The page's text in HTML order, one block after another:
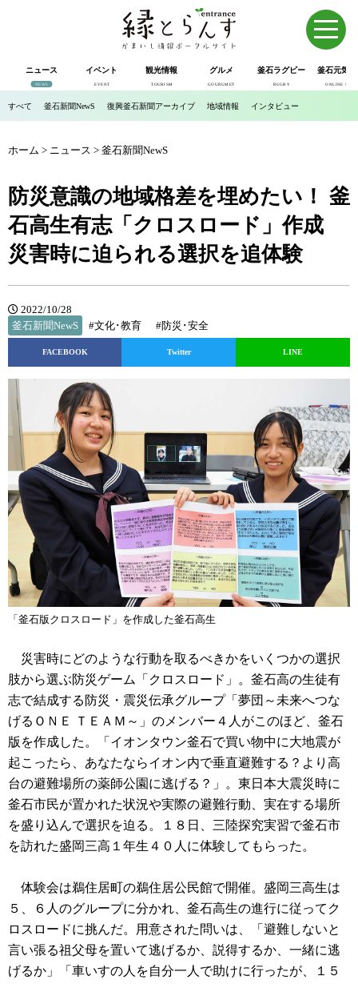
ニュース
NEWS
イベント
EVENT
観光情報
TOURISM
グルメ
GOURUMET
釜石ラグビー
RUGBY
釜石元気
ONLINE SHOP
すべて 釜石新聞NewS 復興釜石新聞アーカイブ 地域情報 インタビュー
ホーム > ニュース > 釜石新聞NewS
防災意識の地域格差を埋めたい！ 釜
石高生有志「クロスロード」作成
災害時に迫られる選択を追体験
2022/10/28
釜石新聞NewS
#文化･教育 #防災･安全
FACEBOOK Twitter LINE
「釜石版クロスロード」を作成した釜石高生
災害時にどのような行動を取るべきかをいくつかの選択
肢から選ぶ防災ゲーム「クロスロード」。釜石高の生徒有
志で結成する防災・震災伝承グループ「夢団～未来へつな
げるＯＮＥ ＴＥＡＭ～」のメンバー４人がこのほど、釜石
版を作成した。「イオンタウン釜石で買い物中に大地震が
起こったら、あなたならイオン内で垂直避難する？より高
台の避難場所の薬師公園に逃げる？」。東日本大震災時に
釜石市民が置かれた状況や実際の避難行動、実在する場所
を盛り込んで選択を迫る。１８日、三陸探究実習で釜石市
を訪れた盛岡三高１年生４０人に体験してもらった。
体験会は鵜住居町の鵜住居公民館で開催。盛岡三高生は
５、６人のグループに分かれ、釜石高生の進行に従ってク
ロスロードに挑んだ。用意された問いは、「避難しないと
言い張る祖父母を置いて逃げるか、説得するか、一緒に逃
げるか」「車いすの人を自分一人で助けに行ったが、１５